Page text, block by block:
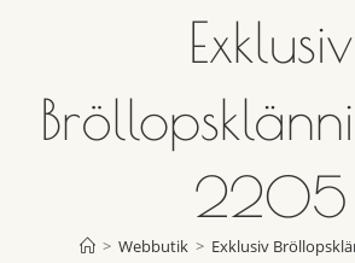
Exklusiv
2205
> Webbutik > Exklusiv